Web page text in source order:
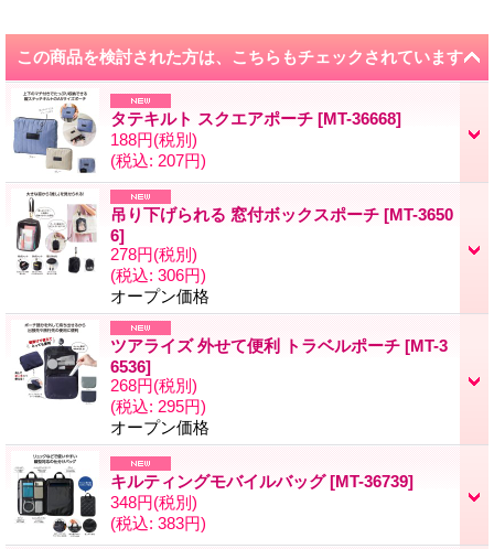
この商品を検討された方は、こちらもチェックされています
タテキルト スクエアポーチ [MT-36668]
188円(税別)
(税込: 207円)
吊り下げられる 窓付ボックスポーチ [MT-3650
6]
278円(税別)
(税込: 306円)
オープン価格
ツアライズ 外せて便利 トラベルポーチ [MT-3
6536]
268円(税別)
(税込: 295円)
オープン価格
キルティングモバイルバッグ[MT-36739]
348円(税別)
(税込: 383円)